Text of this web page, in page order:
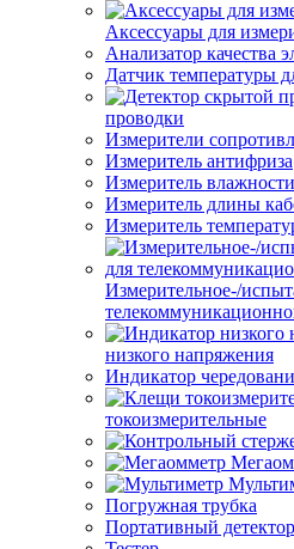
Аксессуары для
Анализатор качества
Датчик температуры
проводки
Измерители
Измеритель антифриза
Измеритель
Измеритель длины
Измеритель
Измерительное-/
низкого напряжения
Индикатор
токоизмерительные
Погружная трубка
Портативный детектор